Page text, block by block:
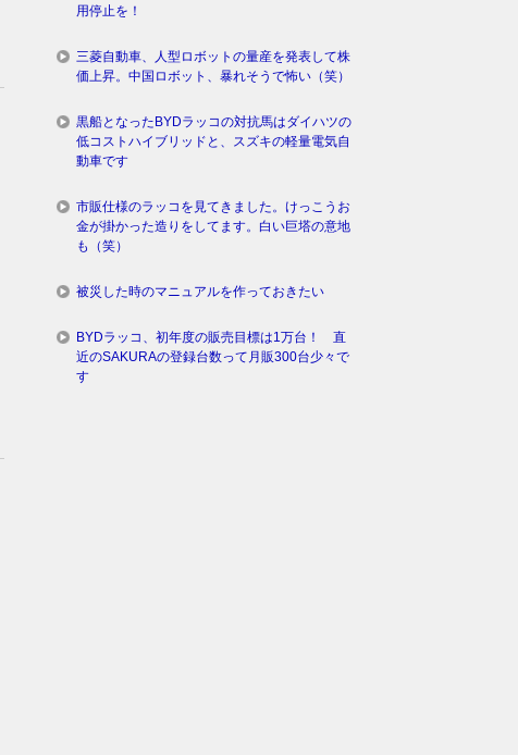
用停止を！
三菱自動車、人型ロボットの量産を発表して株
価上昇。中国ロボット、暴れそうで怖い（笑）
黒船となったBYDラッコの対抗馬はダイハツの
低コストハイブリッドと、スズキの軽量電気自
動車です
市販仕様のラッコを見てきました。けっこうお
金が掛かった造りをしてます。白い巨塔の意地
も（笑）
被災した時のマニュアルを作っておきたい
BYDラッコ、初年度の販売目標は1万台！ 直
近のSAKURAの登録台数って月販300台少々で
す